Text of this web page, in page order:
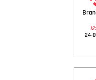
24-